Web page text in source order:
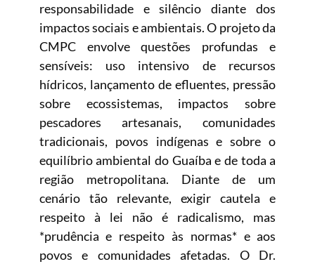
responsabilidade e silêncio diante dos
impactos sociais e ambientais. O projeto da
CMPC envolve questões profundas e
sensíveis: uso intensivo de recursos
hídricos, lançamento de efluentes, pressão
sobre ecossistemas, impactos sobre
pescadores artesanais, comunidades
tradicionais, povos indígenas e sobre o
equilíbrio ambiental do Guaíba e de toda a
região metropolitana. Diante de um
cenário tão relevante, exigir cautela e
respeito à lei não é radicalismo, mas
*prudência e respeito às normas* e aos
povos e comunidades afetadas. O Dr.